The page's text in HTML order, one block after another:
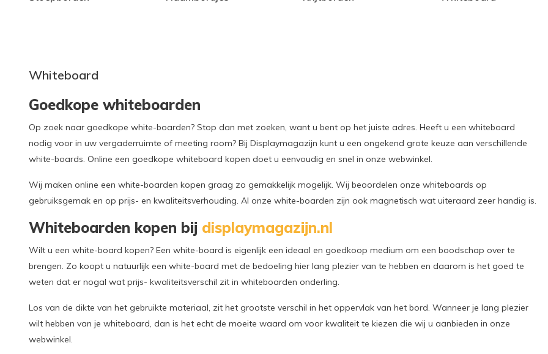
Whiteboard
Goedkope whiteboarden
Op zoek naar goedkope white-boarden? Stop dan met zoeken, want u bent op het juiste adres. Heeft u een whiteboard
nodig voor in uw vergaderruimte of meeting room? Bij Displaymagazijn kunt u een ongekend grote keuze aan verschillende
white-boards. Online een goedkope whiteboard kopen doet u eenvoudig en snel in onze webwinkel.
Wij maken online een white-boarden kopen graag zo gemakkelijk mogelijk. Wij beoordelen onze whiteboards op
gebruiksgemak en op prijs- en kwaliteitsverhouding. Al onze white-boarden zijn ook magnetisch wat uiteraard zeer handig is.
Whiteboarden kopen bij displaymagazijn.nl
Wilt u een white-board kopen? Een white-board is eigenlijk een ideaal en goedkoop medium om een boodschap over te
brengen. Zo koopt u natuurlijk een white-board met de bedoeling hier lang plezier van te hebben en daarom is het goed te
weten dat er nogal wat prijs- kwaliteitsverschil zit in whiteboarden onderling.
Los van de dikte van het gebruikte materiaal, zit het grootste verschil in het oppervlak van het bord. Wanneer je lang plezier
wilt hebben van je whiteboard, dan is het echt de moeite waard om voor kwaliteit te kiezen die wij u aanbieden in onze
webwinkel.